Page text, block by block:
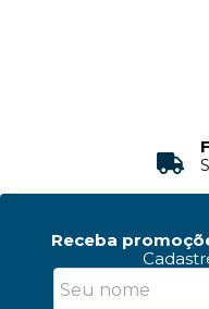
Receba